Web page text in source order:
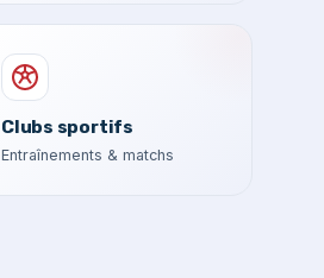
Clubs sportifs
Entraînements & matchs